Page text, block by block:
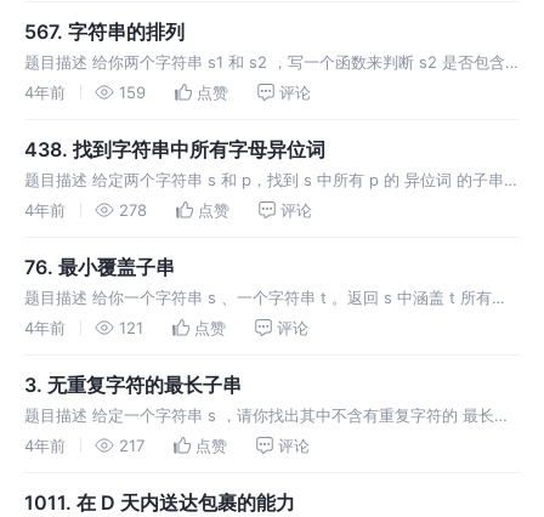
567. 字符串的排列
题目描述 给你两个字符串 s1 和 s2 ，写一个函数来判断 s2 是否包含
s1 的排列。如果是，返回 true ；否则，返回 false 。 换句话说，s1
4年前 159 点赞 评论
438. 找到字符串中所有字母异位词
题目描述 给定两个字符串 s 和 p，找到 s 中所有 p 的 异位词 的子串，
返回这些子串的起始索引。不考虑答案输出的顺序。 异位词 指由相同
4年前 278 点赞 评论
76. 最小覆盖子串
题目描述 给你一个字符串 s 、一个字符串 t 。返回 s 中涵盖 t 所有字
符的最小子串。如果 s 中不存在涵盖 t 所有字符的子串，则返回空字符
4年前 121 点赞 评论
3. 无重复字符的最长子串
题目描述 给定一个字符串 s ，请你找出其中不含有重复字符的 最长子
串 的长度。 示例 1: 示例 2: 示例 3: 提示： 0 <= s.length <= 5 * 104
4年前 217 点赞 评论
1011. 在 D 天内送达包裹的能力